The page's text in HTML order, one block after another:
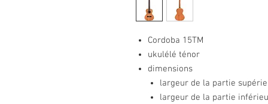
Cordoba 15TM
ukulélé ténor
dimensions
largeur de la partie
largeur de la partie